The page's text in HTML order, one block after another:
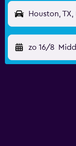
Houston,
zo 16/8